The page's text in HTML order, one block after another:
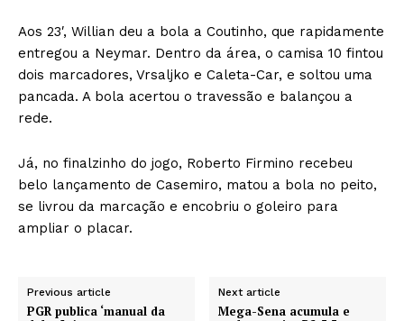
Aos 23′, Willian deu a bola a Coutinho, que rapidamente
entregou a Neymar. Dentro da área, o camisa 10 fintou
dois marcadores, Vrsaljko e Caleta-Car, e soltou uma
pancada. A bola acertou o travessão e balançou a
rede.
Já, no finalzinho do jogo, Roberto Firmino recebeu
belo lançamento de Casemiro, matou a bola no peito,
se livrou da marcação e encobriu o goleiro para
ampliar o placar.
Previous article
PGR publica ‘manual da
Next article
Mega-Sena acumula e